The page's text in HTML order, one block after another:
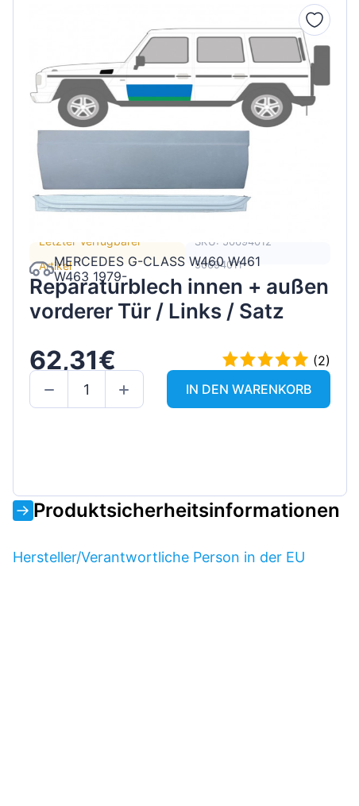
Letzter Verfügbarer
Artikel
SKU: 50694012
50694011
MERCEDES G-CLASS W460 W461
W463 1979-
Reparaturblech innen + außen
vorderer Tür / Links / Satz
62,31€
(2)
IN DEN WARENKORB
Produktsicherheitsinformationen
Hersteller/Verantwortliche Person in der EU